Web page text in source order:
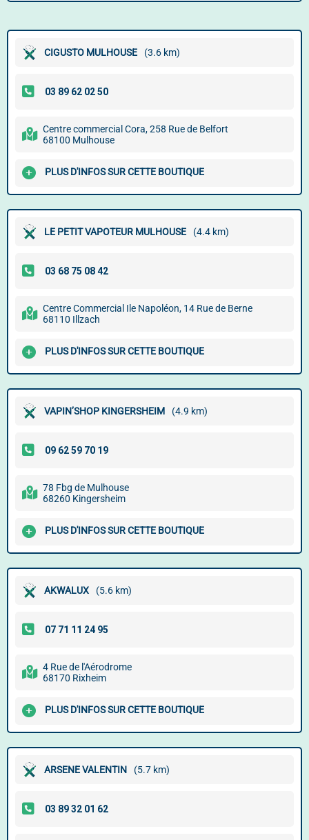
CIGUSTO MULHOUSE (3.6 km)
Centre commercial Cora, 258 Rue de Belfort
68100 Mulhouse
PLUS D'INFOS SUR CETTE BOUTIQUE
LE PETIT VAPOTEUR MULHOUSE (4.4 km)
Centre Commercial Ile Napoléon, 14 Rue de Berne
68110 Illzach
PLUS D'INFOS SUR CETTE BOUTIQUE
VAPIN’SHOP KINGERSHEIM (4.9 km)
78 Fbg de Mulhouse
68260 Kingersheim
PLUS D'INFOS SUR CETTE BOUTIQUE
AKWALUX (5.6 km)
4 Rue de l'Aérodrome
68170 Rixheim
PLUS D'INFOS SUR CETTE BOUTIQUE
ARSENE VALENTIN (5.7 km)